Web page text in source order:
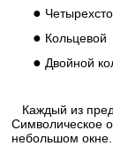
●
● Кольцевой
● Двойной
Каждый из
Символическое
небольшом окне.